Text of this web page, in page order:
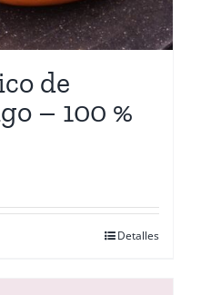
de
– 100 %
Detalles